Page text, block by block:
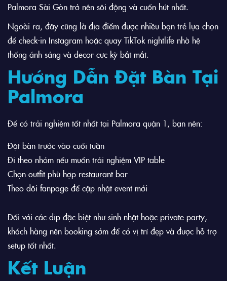
Palmora Sài Gòn trở nên sôi động và cuốn hút nhất.
Ngoài ra, đây cũng là địa điểm được nhiều bạn trẻ lựa chọn
để check-in Instagram hoặc quay TikTok nightlife nhờ hệ
thống ánh sáng và decor cực kỳ bắt mắt.
Hướng Dẫn Đặt Bàn Tại
Palmora
Để có trải nghiệm tốt nhất tại Palmora quận 1, bạn nên:
Đặt bàn trước vào cuối tuần
Đi theo nhóm nếu muốn trải nghiệm VIP table
Chọn outfit phù hợp restaurant bar
Theo dõi fanpage để cập nhật event mới
Đối với các dịp đặc biệt như sinh nhật hoặc private party,
khách hàng nên booking sớm để có vị trí đẹp và được hỗ trợ
setup tốt nhất.
Kết Luận